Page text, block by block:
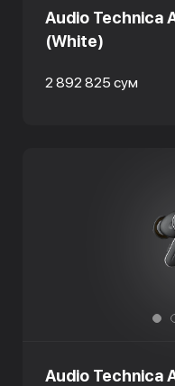
Audio Technica
(White)
2 892 825 сум
Audio Technica